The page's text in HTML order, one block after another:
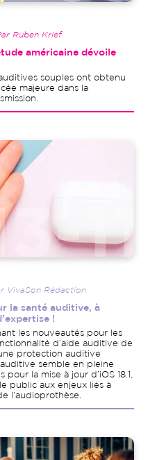
Ruben Krief
américaine dévoile
souples ont obtenu
majeure dans la
VivaSon Rédaction
la santé auditive, à
!
les nouveautés pour les
d’aide auditive de
protection auditive
semble en pleine
la mise à jour d’iOS 18.1,
public aux enjeux liés à
l’audioprothèse.